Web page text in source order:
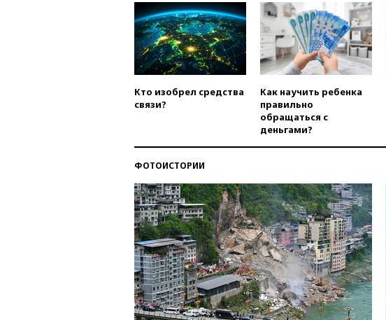
Кто изобрел средства
связи?
Как научить ребенка
правильно
обращаться с
деньгами?
ФОТОИСТОРИИ